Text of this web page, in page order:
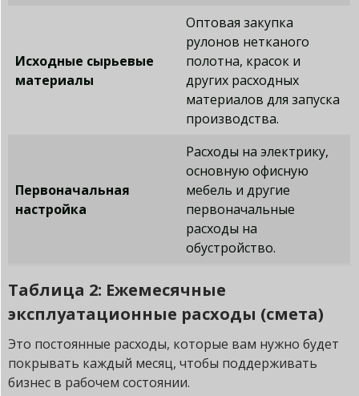
Исходные сырьевые
материалы
Оптовая закупка
рулонов нетканого
полотна, красок и
других расходных
материалов для запуска
производства.
Первоначальная
настройка
Расходы на электрику,
основную офисную
мебель и другие
первоначальные
расходы на
обустройство.
Таблица 2: Ежемесячные
эксплуатационные расходы (смета)
Это постоянные расходы, которые вам нужно будет
покрывать каждый месяц, чтобы поддерживать
бизнес в рабочем состоянии.